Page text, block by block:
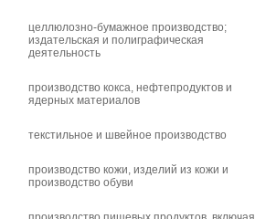
целлюлозно-бумажное производство;
издательская и полиграфическая
деятельность
производство кокса, нефтепродуктов и
ядерных материалов
текстильное и швейное производство
производство кожи, изделий из кожи и
производство обуви